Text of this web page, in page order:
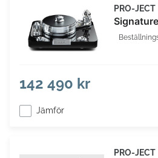
PRO-JECT
142 490 kr
Jämför
PRO-JECT